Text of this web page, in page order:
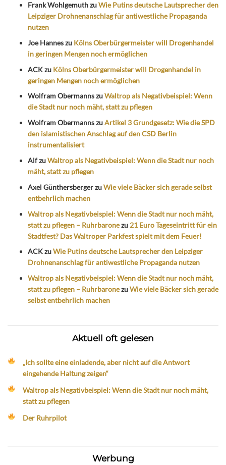
Frank WohlgemuthzuWie Putins deutsche Lautsprecher den
Leipziger Drohnenanschlag für antiwestliche Propaganda
nutzen
Joe Hanneszu Kölns Oberbürgermeister will Drogenhandel
in geringen Mengen noch ermöglichen
ACKzu Kölns Oberbürgermeister will Drogenhandel in
geringen Mengen noch ermöglichen
Wolfram ObermannszuWaltrop als Negativbeispiel: Wenn
die Stadt nur noch mäht, statt zu pflegen
Wolfram ObermannszuArtikel 3 Grundgesetz: Wie die SPD
den islamistischen Anschlag auf den CSD Berlin
instrumentalisiert
AlfzuWaltrop als Negativbeispiel: Wenn die Stadt nur noch
mäht, statt zu pflegen
Axel GünthersbergerzuWie viele Bäcker sich gerade selbst
entbehrlich machen
Waltrop als Negativbeispiel: Wenn die Stadt nur noch mäht,
statt zu pflegen – Ruhrbaronezu 21 Euro Tageseintritt für ein
Stadtfest? Das Waltroper Parkfest spielt mit dem Feuer!
ACKzuWie Putins deutsche Lautsprecher den Leipziger
Drohnenanschlag für antiwestliche Propaganda nutzen
Waltrop als Negativbeispiel: Wenn die Stadt nur noch mäht,
statt zu pflegen – RuhrbaronezuWie viele Bäcker sich gerade
selbst entbehrlich machen
Aktuell oft gelesen
„Ich sollte eine einladende, aber nicht auf die Antwort
eingehende Haltung zeigen“
Waltrop als Negativbeispiel: Wenn die Stadt nur noch mäht,
statt zu pflegen
Der Ruhrpilot
Werbung